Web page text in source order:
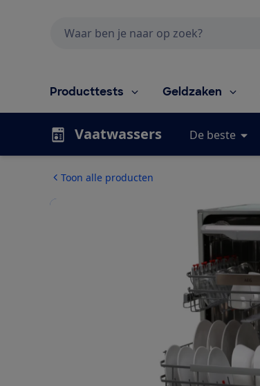
Producttests Geldzaken
Vaatwassers De beste
Toon alle producten